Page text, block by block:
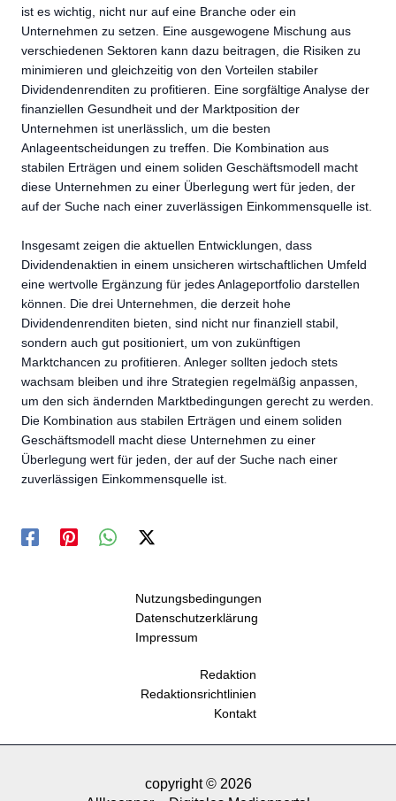
ist es wichtig, nicht nur auf eine Branche oder ein
Unternehmen zu setzen. Eine ausgewogene Mischung aus
verschiedenen Sektoren kann dazu beitragen, die Risiken zu
minimieren und gleichzeitig von den Vorteilen stabiler
Dividendenrenditen zu profitieren. Eine sorgfältige Analyse der
finanziellen Gesundheit und der Marktposition der
Unternehmen ist unerlässlich, um die besten
Anlageentscheidungen zu treffen. Die Kombination aus
stabilen Erträgen und einem soliden Geschäftsmodell macht
diese Unternehmen zu einer Überlegung wert für jeden, der
auf der Suche nach einer zuverlässigen Einkommensquelle ist.
Insgesamt zeigen die aktuellen Entwicklungen, dass
Dividendenaktien in einem unsicheren wirtschaftlichen Umfeld
eine wertvolle Ergänzung für jedes Anlageportfolio darstellen
können. Die drei Unternehmen, die derzeit hohe
Dividendenrenditen bieten, sind nicht nur finanziell stabil,
sondern auch gut positioniert, um von zukünftigen
Marktchancen zu profitieren. Anleger sollten jedoch stets
wachsam bleiben und ihre Strategien regelmäßig anpassen,
um den sich ändernden Marktbedingungen gerecht zu werden.
Die Kombination aus stabilen Erträgen und einem soliden
Geschäftsmodell macht diese Unternehmen zu einer
Überlegung wert für jeden, der auf der Suche nach einer
zuverlässigen Einkommensquelle ist.
Nutzungsbedingungen
Datenschutzerklärung
Impressum
Redaktion
Redaktionsrichtlinien
Kontakt
copyright © 2026